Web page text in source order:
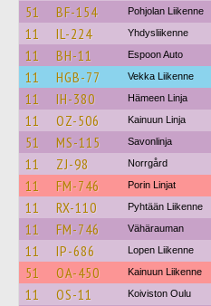
51 BF-154 Pohjolan Liikenne
11 IL-224 Yhdysliikenne
11 BH-11 Espoon Auto
11 HGB-77 Vekka Liikenne
11 IH-380 Hämeen Linja
11 OZ-506 Kainuun Linja
51 MS-115 Savonlinja
11 ZJ-98 Norrgård
11 FM-746 Porin Linjat
11 RX-110 Pyhtään Liikenne
11 FM-746 Vähärauman
11 IP-686 Lopen Liikenne
51 OA-450 Kainuun Liikenne
11 OS-11 Koiviston Oulu